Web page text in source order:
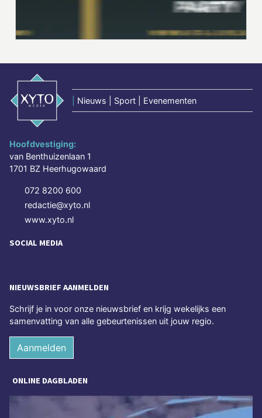
Nieuws | Sport | Evenementen
Hoofdvestiging:
van Benthuizenlaan 1
1701 BZ Heerhugowaard
072 8200 600
redactie@xyto.nl
www.xyto.nl
SOCIAL MEDIA
NIEUWSBRIEF AANMELDEN
Schrijf je in voor onze nieuwsbrief en krijg wekelijks een
samenvatting van alle gebeurtenissen uit jouw regio.
Aanmelden
ONLINE DAGBLADEN